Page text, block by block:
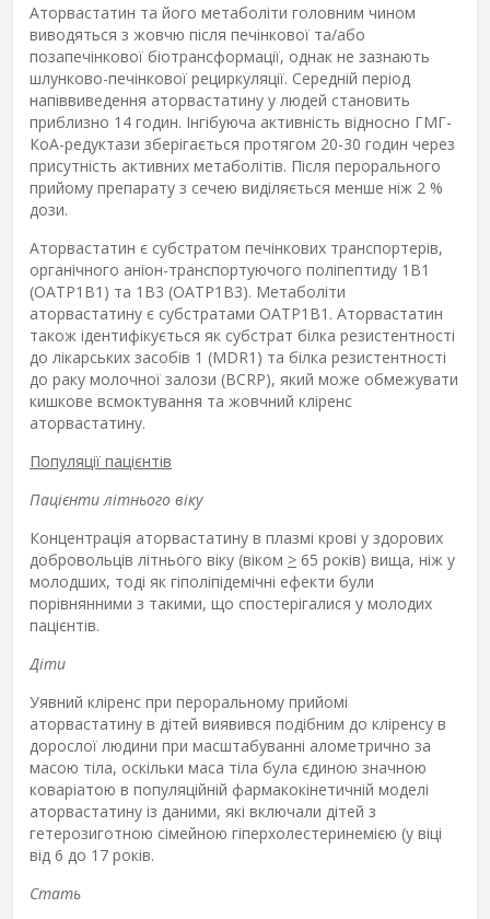
Аторвастатин та його метаболіти головним чином
виводяться з жовчю після печінкової та/або
позапечінкової біотрансформації, однак не зазнають
шлунково-печінкової рециркуляції. Середній період
напіввиведення аторвастатину у людей становить
приблизно 14 годин. Інгібуюча активність відносно ГМГ-
КоА-редуктази зберігається протягом 20-30 годин через
присутність активних метаболітів. Після перорального
прийому препарату з сечею виділяється менше ніж 2 %
дози.
Аторвастатин є субстратом печінкових транспортерів,
органічного аніон-транспортуючого поліпептиду 1B1
(OATP1B1) та 1B3 (OATP1B3). Метаболіти
аторвастатину є субстратами OATP1B1. Аторвастатин
також ідентифікується як субстрат білка резистентності
до лікарських засобів 1 (MDR1) та білка резистентності
до раку молочної залози (BCRP), який може обмежувати
кишкове всмоктування та жовчний кліренс
аторвастатину.
Популяції пацієнтів
Пацієнти літнього віку
Концентрація аторвастатину в плазмі крові у здорових
добровольців літнього віку (віком > 65 років) вища, ніж у
молодших, тоді як гіполіпідемічні ефекти були
порівнянними з такими, що спостерігалися у молодих
пацієнтів.
Діти
Уявний кліренс при пероральному прийомі
аторвастатину в дітей виявився подібним до кліренсу в
дорослої людини при масштабуванні алометрично за
масою тіла, оскільки маса тіла була єдиною значною
коваріатою в популяційній фармакокінетичній моделі
аторвастатину із даними, які включали дітей з
гетерозиготною сімейною гіперхолестеринемією (у віці
від 6 до 17 років.
Стать